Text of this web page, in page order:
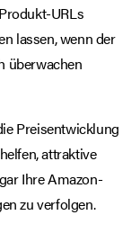
URLs
lassen, wenn der
überwachen
Preisentwicklung
attraktive
Ihre Amazon-
zu verfolgen.